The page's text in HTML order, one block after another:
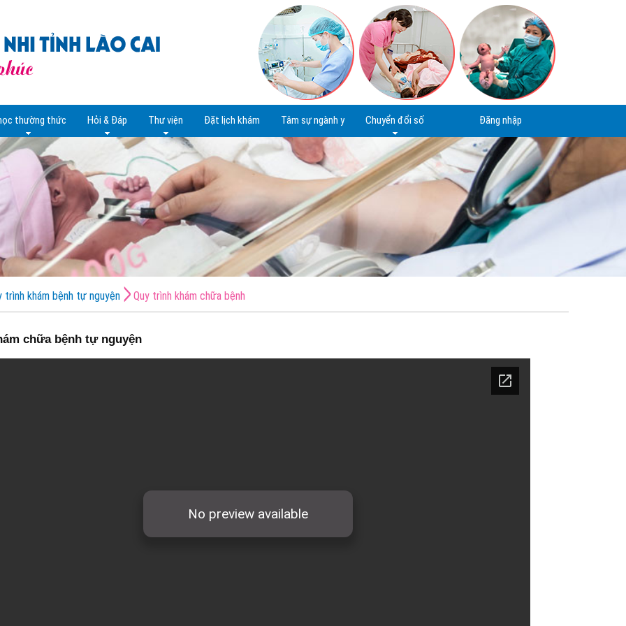
thường thức Hỏi & Đáp Thư viện Đặt lịch khám Tâm sự ngành y Chuyển đổi số Đăng nhập
trình khám bệnh tự nguyện Quy trình khám chữa bệnh
chữa bệnh tự nguyện